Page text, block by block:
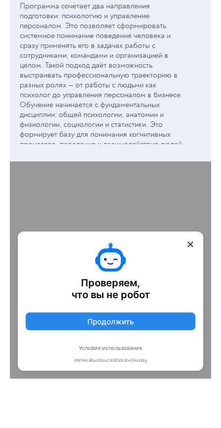
Программа сочетает два направления
подготовки: психологию и управление
персоналом. Это позволяет сформировать
системное понимание поведения человека и
сразу применять его в задачах работы с
сотрудниками, командами и организацией в
целом. Такой подход даёт возможность
выстраивать профессиональную траекторию в
разных ролях — от работы с людьми как
психолог до управления персоналом в бизнесе.
Обучение начинается с фундаментальных
дисциплин: общей психологии, анатомии и
физиологии, социологии и статистики. Это
формирует базу для понимания когнитивных
процессов, поведения и взаимодействия людей.
направлениям: психология личности, социальная
сотрудников, мотивация и стимулирование,
обучение и развитие персонала, управление
конфликтами, лидерство и командная работа.
Параллельно осваиваются аналитические и
цифровые инструменты: математическая
статистика, Python, машинное обучение,
аналитика и визуализация данных в HR.
Программа включает практикумы,
исследовательскую работу и производственную
практику в профильных организациях. Это
позволяет применять знания в реальных задачах
обучения. По завершении обучения выпускники
получают два диплома и могут продолжить
обучение в магистратуре или развиваться в
профессии.